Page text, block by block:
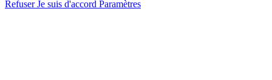
RefuserJe suis d'accord Paramètres